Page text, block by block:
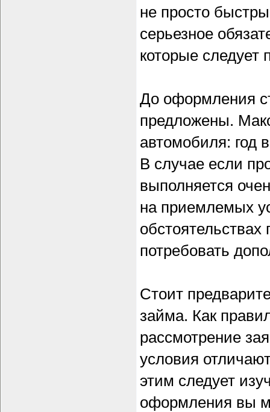
не просто
серьезное
которые следует
До оформления
предложены.
автомобиля: год
В случае если
выполняется
на приемлемых
потребовать
Стоит
займа. Как
рассмотрение
условия
этим следует
оформления вы